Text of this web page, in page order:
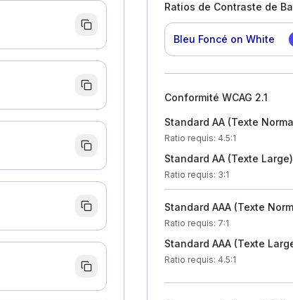
Ratios de Contraste de
Bleu Foncé on White
Conformité WCAG 2.1
Standard AA (Texte
Ratio requis: 4.5:1
Standard AA (Texte Large)
Ratio requis: 3:1
Standard AAA (Texte
Ratio requis: 7:1
Standard AAA (Texte
Ratio requis: 4.5:1